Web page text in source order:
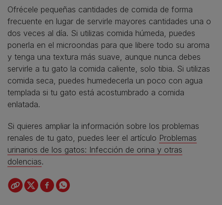
Ofrécele pequeñas cantidades de comida de forma
frecuente en lugar de servirle mayores cantidades una o
dos veces al día. Si utilizas comida húmeda, puedes
ponerla en el microondas para que libere todo su aroma
y tenga una textura más suave, aunque nunca debes
servirle a tu gato la comida caliente, solo tibia. Si utilizas
comida seca, puedes humedecerla un poco con agua
templada si tu gato está acostumbrado a comida
enlatada.
Si quieres ampliar la información sobre los problemas
renales de tu gato, puedes leer el artículo Problemas
urinarios de los gatos: Infección de orina y otras
dolencias.